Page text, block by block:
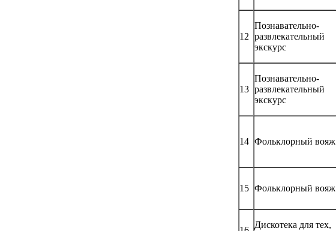
12
Познавательно-
развлекательный
экскурс
13
Познавательно-
развлекательный
экскурс
14 Фольклорный вояж
15 Фольклорный вояж
Дискотека для тех,